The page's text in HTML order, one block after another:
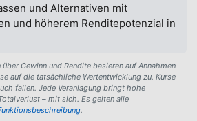
und Alternativen mit
und höherem Renditepotenzial in
Gewinn und Rendite basieren auf Annahmen
auf die tatsächliche Wertentwicklung zu. Kurse
fallen. Jede Veranlagung bringt hohe
– mit sich. Es gelten alle
.